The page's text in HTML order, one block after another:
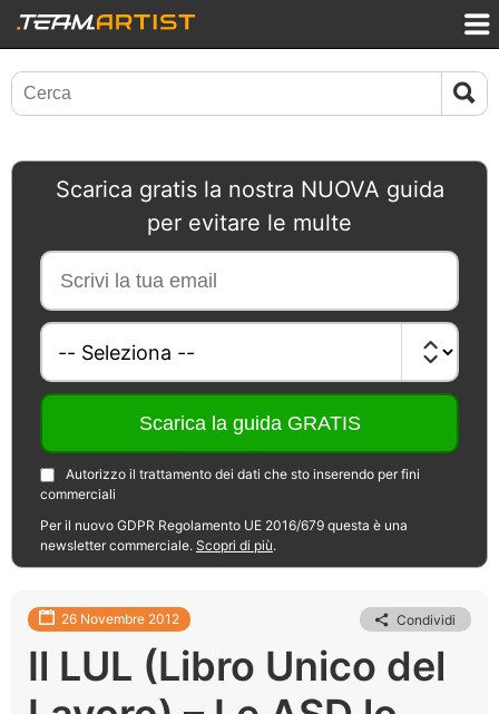
Scarica gratis la nostra NUOVA guida
per evitare le multe
Autorizzo il trattamento dei dati che sto inserendo per fini
commerciali
Per il nuovo GDPR Regolamento UE 2016/679 questa è una
newsletter commerciale. Scopri di più.
26 Novembre 2012 Condividi
Il LUL (Libro Unico del